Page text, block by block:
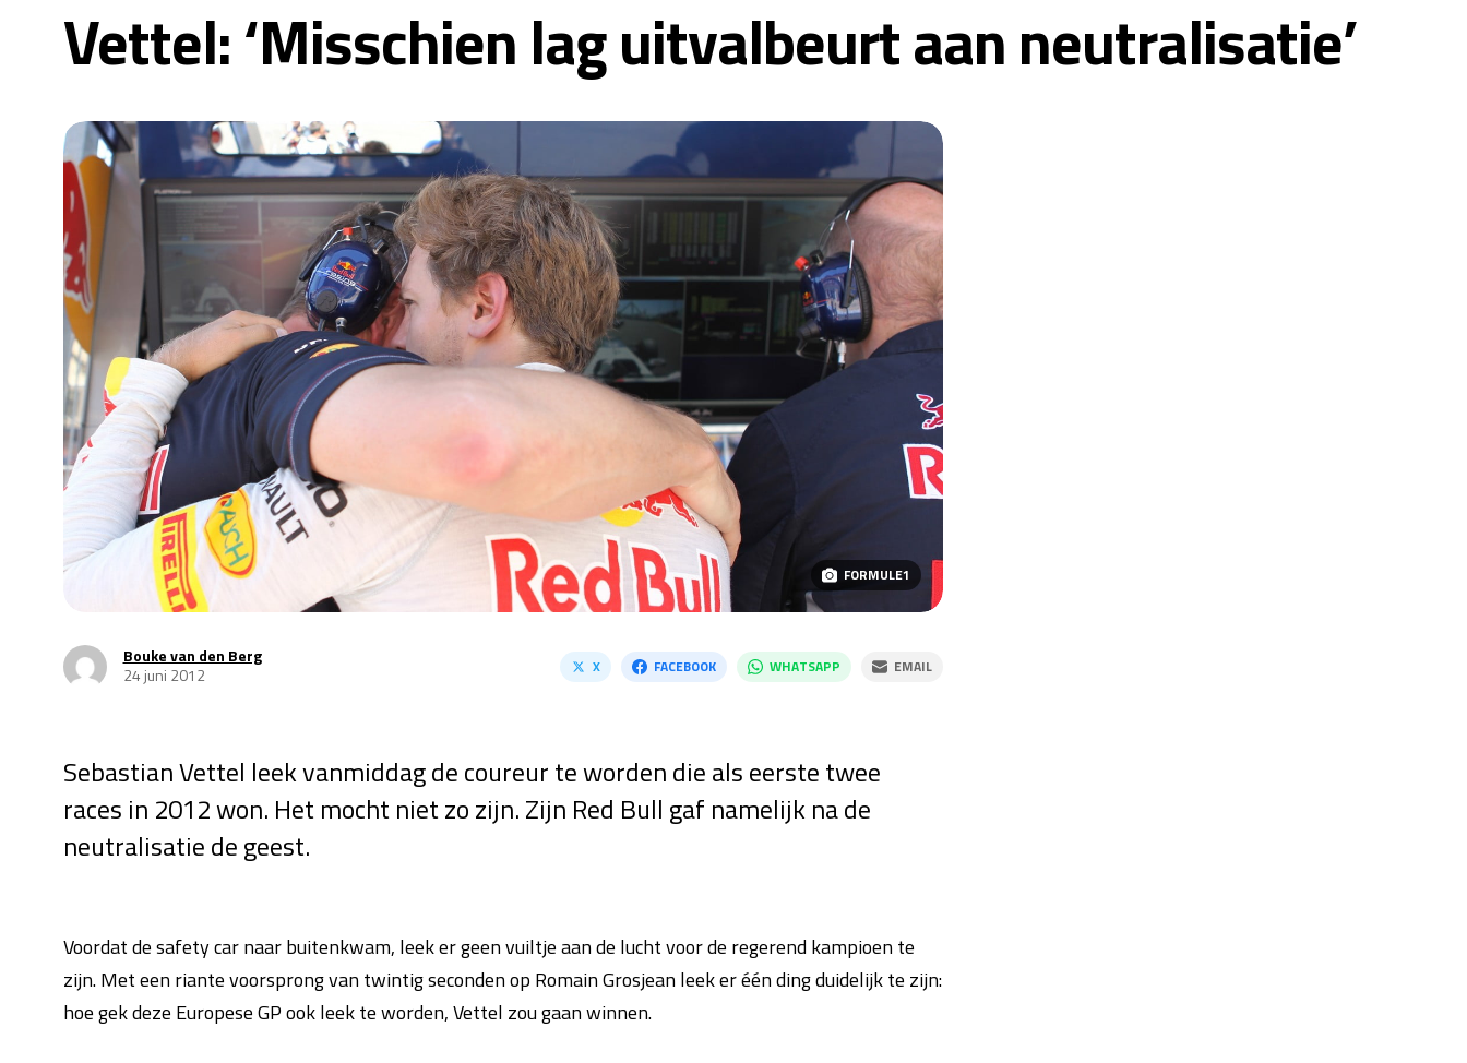
Vettel: ‘Misschien lag uitvalbeurt aan neutralisatie’
FORMULE1
Bouke van den Berg
24 juni 2012
X FACEBOOK WHATSAPP EMAIL
Sebastian Vettel leek vanmiddag de coureur te worden die als eerste twee
races in 2012 won. Het mocht niet zo zijn. Zijn Red Bull gaf namelijk na de
neutralisatie de geest.
Voordat de safety car naar buitenkwam, leek er geen vuiltje aan de lucht voor de regerend kampioen te
zijn. Met een riante voorsprong van twintig seconden op Romain Grosjean leek er één ding duidelijk te zijn:
hoe gek deze Europese GP ook leek te worden, Vettel zou gaan winnen.